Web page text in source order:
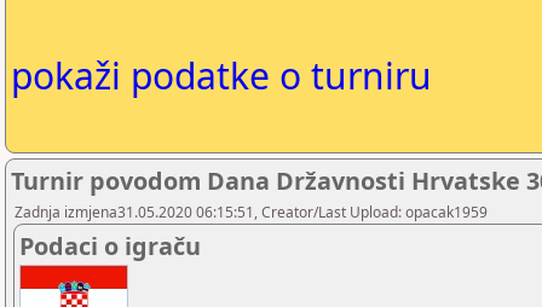
pokaži podatke o turniru
Turnir povodom Dana Državnosti Hrvatske
Zadnja izmjena31.05.2020 06:15:51, Creator/Last Upload: opacak1959
Podaci o igraču